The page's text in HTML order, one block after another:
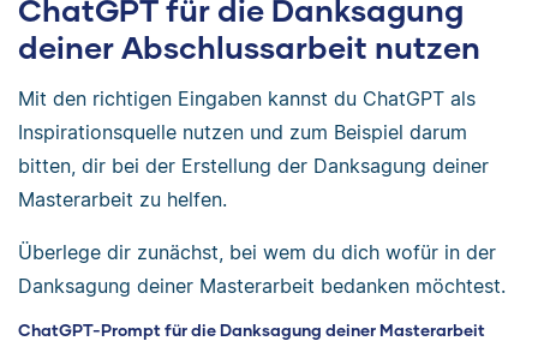
ChatGPT für die Danksagung
deiner Abschlussarbeit nutzen
Mit den richtigen Eingaben kannst du ChatGPT als
Inspirationsquelle nutzen und zum Beispiel darum
bitten, dir bei der Erstellung der Danksagung deiner
Masterarbeit zu helfen.
Überlege dir zunächst, bei wem du dich wofür in der
Danksagung deiner Masterarbeit bedanken möchtest.
ChatGPT-Prompt für die Danksagung deiner Masterarbeit